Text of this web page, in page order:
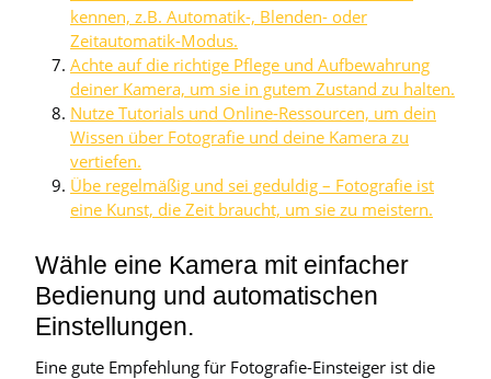
kennen, z.B. Automatik-, Blenden- oder
Zeitautomatik-Modus.
Achte auf die richtige Pflege und Aufbewahrung
deiner Kamera, um sie in gutem Zustand zu halten.
Nutze Tutorials und Online-Ressourcen, um dein
Wissen über Fotografie und deine Kamera zu
vertiefen.
Übe regelmäßig und sei geduldig – Fotografie ist
eine Kunst, die Zeit braucht, um sie zu meistern.
Wähle eine Kamera mit einfacher
Bedienung und automatischen
Einstellungen.
Eine gute Empfehlung für Fotografie-Einsteiger ist die